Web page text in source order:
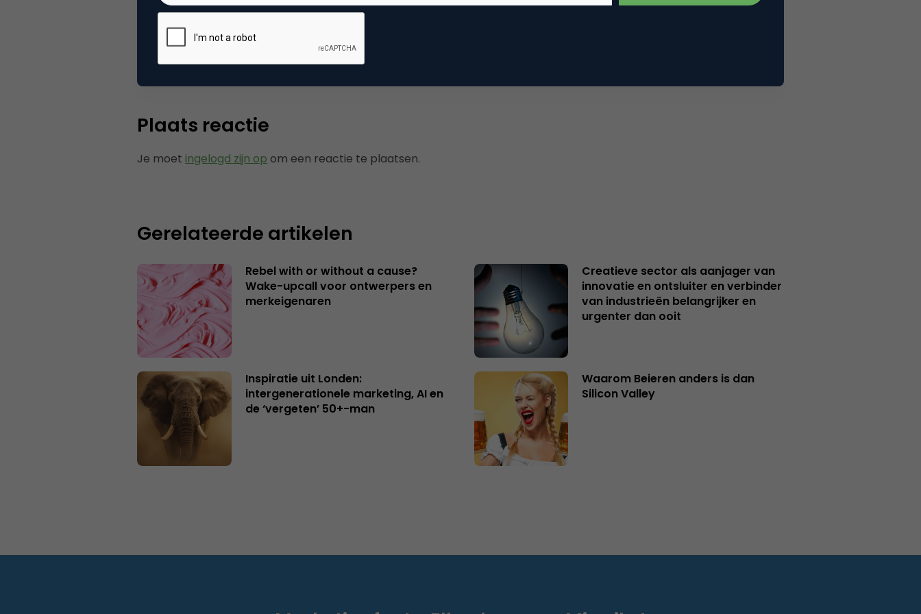
Commerce
Plaats reactie
Je moet ingelogd zijn op om een reactie te plaatsen.
Gerelateerde artikelen
Rebel with or without a cause?
Wake-upcall voor ontwerpers en
merkeigenaren
Creatieve sector als aanjager van
innovatie en ontsluiter en verbinder
van industrieën belangrijker en
urgenter dan ooit
Inspiratie uit Londen:
intergenerationele marketing, AI en
de ‘vergeten’ 50+-man
Waarom Beieren anders is dan
Silicon Valley